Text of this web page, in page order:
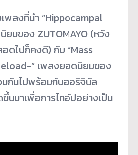
พลงที่นำ “Hippocampal
ยมของ ZUTOMAYO (หวัง
ดไปก็คงดี) กับ “Mass
” เพลงยอดนิยมของ
มกันไปพร้อมกับออริจินัล
นมาเพื่อการไทอัปอย่างเป็น